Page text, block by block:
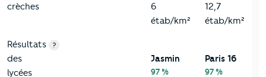
crèches
6
étab/km²
12,7
étab/km²
Résultats
des
lycées
?
Jasmin
97 %
Paris 16
97 %